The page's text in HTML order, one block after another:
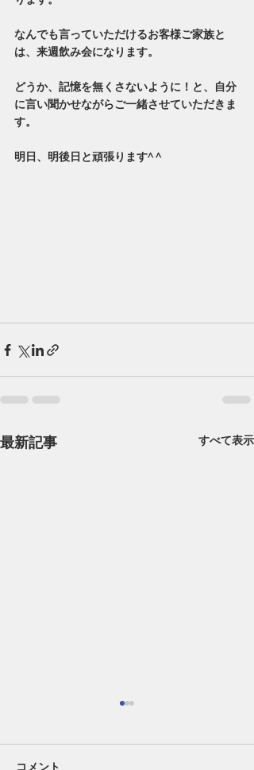
なんでも言っていただけるお客様ご家族と
は、来週飲み会になります。
どうか、記憶を無くさないように！と、自分
に言い聞かせながらご一緒させていただきま
す。
明日、明後日と頑張ります^ ^
最新記事 すべて表示
コメント